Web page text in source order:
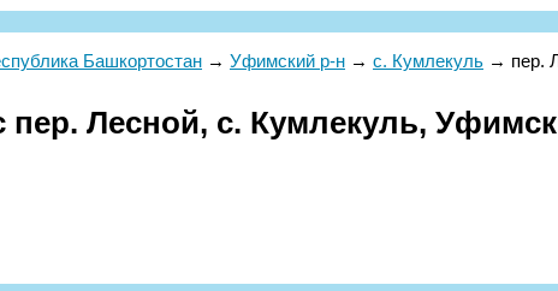
Башкортостан → Уфимский р-н → с. Кумлекуль → пер.
Лесной, с. Кумлекуль,